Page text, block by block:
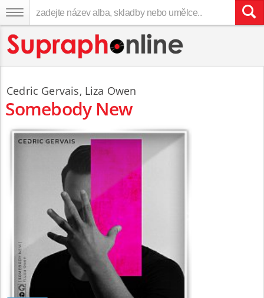
Cedric Gervais, Liza Owen
Somebody New